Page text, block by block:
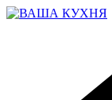
Перейти